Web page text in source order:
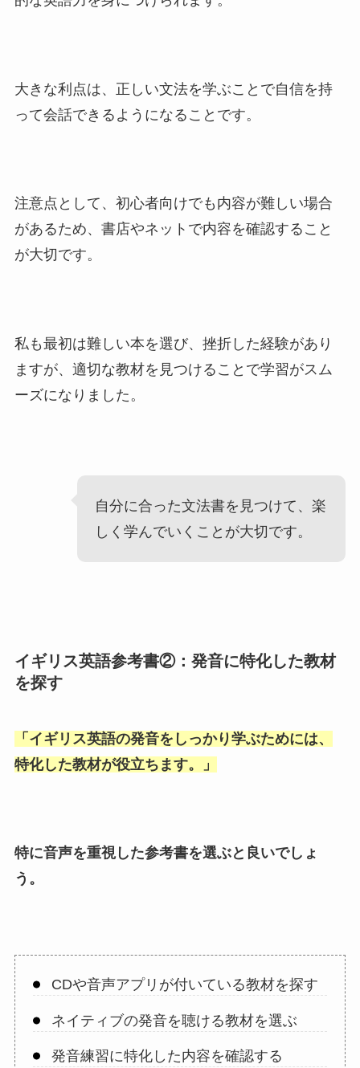
大きな利点は、正しい文法を学ぶことで自信を持
って会話できるようになることです。
注意点として、初心者向けでも内容が難しい場合
があるため、書店やネットで内容を確認すること
が大切です。
私も最初は難しい本を選び、挫折した経験があり
ますが、適切な教材を見つけることで学習がスム
ーズになりました。
自分に合った文法書を見つけて、楽
しく学んでいくことが大切です。
イギリス英語参考書②：発音に特化した教材
を探す
「 イギリス英語の発音をしっかり学ぶためには、
特化した教材が役立ちます。
」
特に音声を重視した参考書を選ぶと良いでしょ
う。
CDや音声アプリが付いている教材を探す
ネイティブの発音を聴ける教材を選ぶ
発音練習に特化した内容を確認する